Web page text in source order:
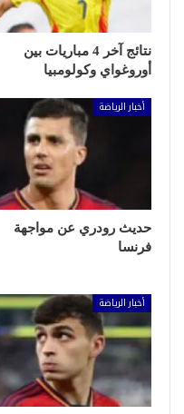
نتائج آخر 4 مباريات بين
أوروغواي وكولومبيا
أخبار الرياضة
حديث رودري عن مواجهة
فرنسا
أخبار الرياضة